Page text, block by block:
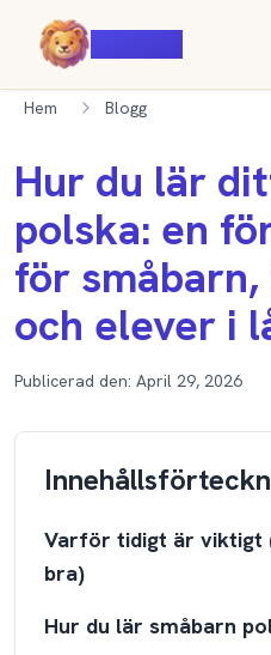
Hem Blogg
Hur du lär
polska: en
för
och elever i
Publicerad den: April 29, 2026
Varför tidigt är viktigt
bra)
Hur du lär småbarn